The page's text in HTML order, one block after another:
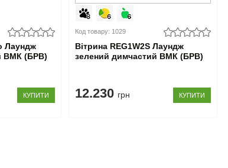
Лаундж
ВМК (БРВ)
КУПИТИ
Код товару: 1029
Вітрина REG1W2S Лаундж
зелений димчастий ВМК (БРВ)
12.230 грн КУПИТИ